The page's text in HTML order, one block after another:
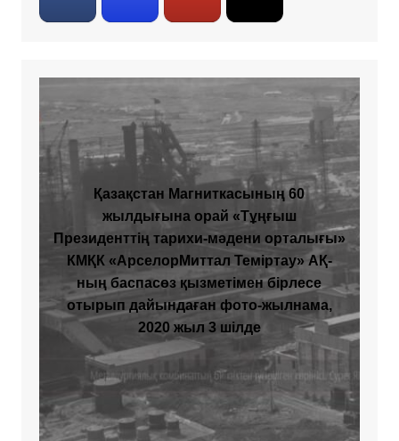
Қазақстан Магниткасының 60
жылдығына орай «Тұңғыш
Президенттің тарихи-мәдени орталығы»
КМҚК «АрселорМиттал Теміртау» АҚ-
ның баспасөз қызметімен бірлесе
отырып дайындаған фото-жылнама,
2020 жыл 3 шілде